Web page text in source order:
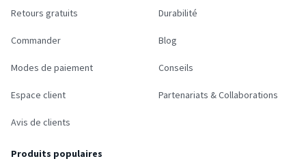
Retours gratuits
Commander
Modes de paiement
Espace client
Avis de clients
Durabilité
Blog
Conseils
Partenariats & Collaborations
Produits populaires